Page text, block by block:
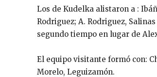
Los de Kudelka alistaron a :
Rodriguez; A. Rodriguez,
segundo tiempo en lugar de
El equipo visitante formó con:
Morelo, Leguizamón.